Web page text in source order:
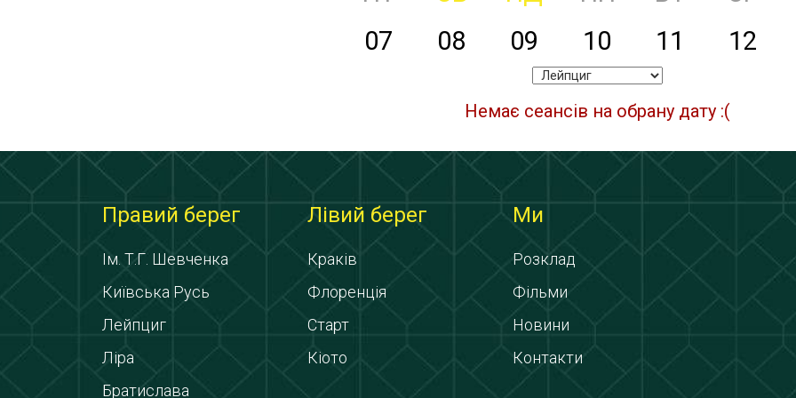
07
08 09 10 11 12
Немає сеансів на обрану дату :(
Правий берег
Ім. Т.Г. Шевченка
Київська Русь
Лейпциг
Ліра
Братислава
Лівий берег
Краків
Флоренція
Старт
Кіото
Ми
Розклад
Фільми
Новини
Контакти